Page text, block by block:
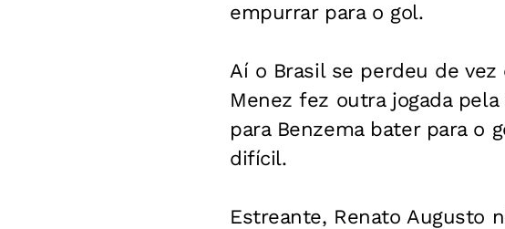
empurrar para o gol.
Aí o Brasil se perdeu de
Menez fez outra jogada
para Benzema bater para o
difícil.
Estreante, Renato Augusto